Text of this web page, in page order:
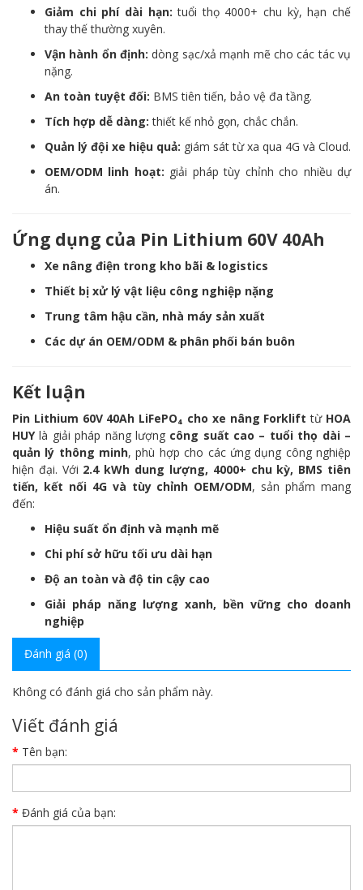
Giảm chi phí dài hạn: tuổi thọ 4000+ chu kỳ, hạn chế
thay thế thường xuyên.
Vận hành ổn định: dòng sạc/xả mạnh mẽ cho các tác vụ
nặng.
An toàn tuyệt đối: BMS tiên tiến, bảo vệ đa tầng.
Tích hợp dễ dàng: thiết kế nhỏ gọn, chắc chắn.
Quản lý đội xe hiệu quả: giám sát từ xa qua 4G và Cloud.
OEM/ODM linh hoạt: giải pháp tùy chỉnh cho nhiều dự
án.
Ứng dụng của Pin Lithium 60V 40Ah
Xe nâng điện trong kho bãi & logistics
Thiết bị xử lý vật liệu công nghiệp nặng
Trung tâm hậu cần, nhà máy sản xuất
Các dự án OEM/ODM & phân phối bán buôn
Kết luận
Pin Lithium 60V 40Ah LiFePO₄ cho xe nâng Forklift từ HOA
HUYlà giải pháp năng lượng công suất cao – tuổi thọ dài –
quản lý thông minh, phù hợp cho các ứng dụng công nghiệp
hiện đại. Với 2.4kWh dung lượng, 4000+ chu kỳ, BMS tiên
tiến, kết nối 4G và tùy chỉnh OEM/ODM, sản phẩm mang
đến:
Hiệu suất ổn định và mạnh mẽ
Chi phí sở hữu tối ưu dài hạn
Độ an toàn và độ tin cậy cao
Giải pháp năng lượng xanh, bền vững cho doanh
nghiệp
Đánh giá (0)
Không có đánh giá cho sản phẩm này.
Viết đánh giá
Tên bạn:
Đánh giá của bạn: